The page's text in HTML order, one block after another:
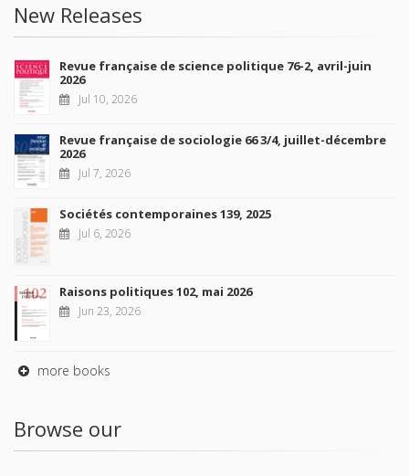
New Releases
Revue française de science politique 76-2, avril-juin
2026
Jul 10, 2026
Revue française de sociologie 66 3/4, juillet-décembre
2026
Jul 7, 2026
Sociétés contemporaines 139, 2025
Jul 6, 2026
Raisons politiques 102, mai 2026
Jun 23, 2026
more books
Browse our